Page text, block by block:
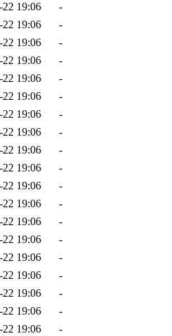
19:06
-
19:06
-
19:06
-
19:06
-
19:06
-
19:06
-
19:06
-
19:06
-
19:06
-
19:06
-
19:06
-
19:06
-
19:06
-
19:06
-
19:06
-
19:06
-
19:06
-
19:06
-
19:06
-